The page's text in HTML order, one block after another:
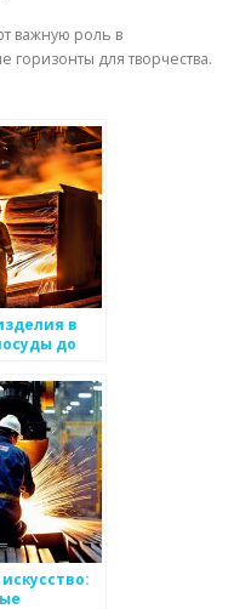
важную роль в
горизонты для творчества.
в
до